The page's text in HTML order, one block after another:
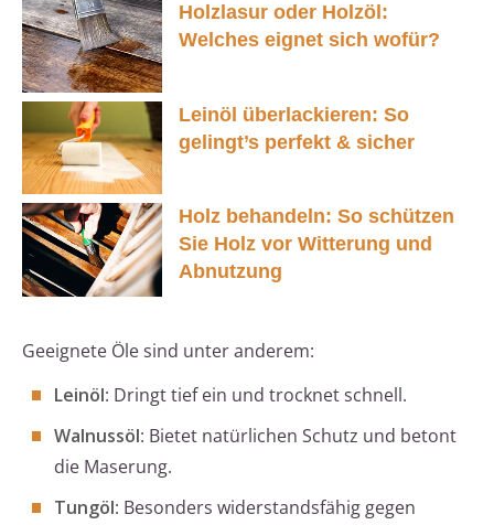
Holzlasur oder Holzöl:
Welches eignet sich wofür?
Leinöl überlackieren: So
gelingt’s perfekt & sicher
Holz behandeln: So schützen
Sie Holz vor Witterung und
Abnutzung
Geeignete Öle sind unter anderem:
Leinöl: Dringt tief ein und trocknet schnell.
Walnussöl: Bietet natürlichen Schutz und betont
die Maserung.
Tungöl: Besonders widerstandsfähig gegen